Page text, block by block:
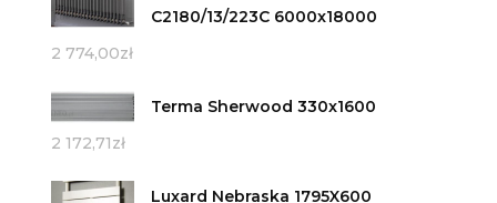
C2180/13/223C 6000x18000
2 774,00zł
Terma Sherwood 330x1600
2 172,71zł
Luxard Nebraska 1795X600